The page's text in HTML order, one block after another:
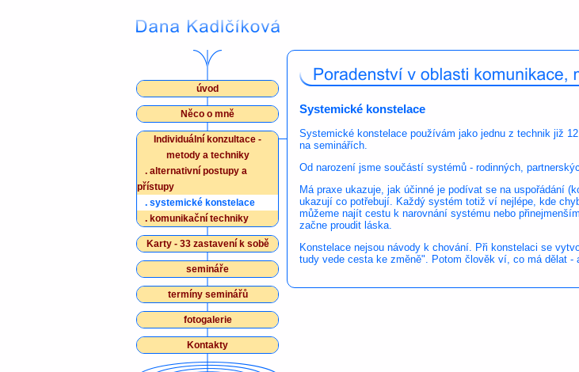
Systemické konstelace
Systemické konstelace používám jako jednu z technik již
na seminářích.
Od narození jsme součástí systémů - rodinných,
Má praxe ukazuje, jak účinné je podívat se na uspořádání
ukazují co potřebují. Každý systém totiž ví nejlépe, kde
můžeme najít cestu k narovnání systému nebo
začne proudit láska.
Konstelace nejsou návody k chování. Při konstelaci se
tudy vede cesta ke změně". Potom člověk ví, co má dělat
úvod
Něco o mně
Individuální konzultace -
metody a techniky
. alternativní postupy a
přístupy
. systemické konstelace
. komunikační techniky
Karty - 33 zastavení k sobě
semináře
termíny seminářů
fotogalerie
Kontakty